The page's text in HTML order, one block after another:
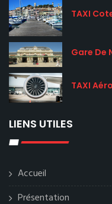
TAXI
Gare De
TAXI
LIENS UTILES
Accueil
Présentation